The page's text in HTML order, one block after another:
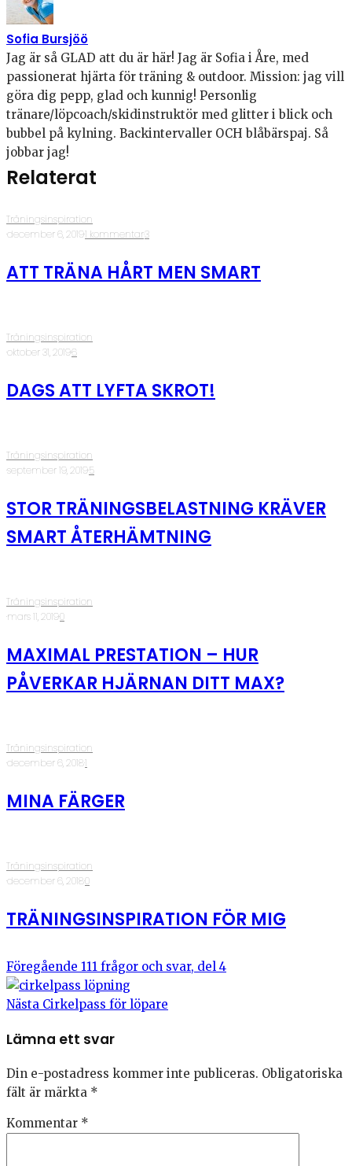
Sofia Bursjöö
Jag är så GLAD att du är här! Jag är Sofia i Åre, med
passionerat hjärta för träning & outdoor. Mission: jag vill
göra dig pepp, glad och kunnig! Personlig
tränare/löpcoach/skidinstruktör med glitter i blick och
bubbel på kylning. Backintervaller OCH blåbärspaj. Så
jobbar jag!
Relaterat
Träningsinspiration
·december 6, 2019·1 kommentar·3
ATT TRÄNA HÅRT MEN SMART
Träningsinspiration
·oktober 31, 2019·6
DAGS ATT LYFTA SKROT!
Träningsinspiration
·september 19, 2019·5
STOR TRÄNINGSBELASTNING KRÄVER
SMART ÅTERHÄMTNING
Träningsinspiration
·mars 11, 2019·0
MAXIMAL PRESTATION – HUR
PÅVERKAR HJÄRNAN DITT MAX?
Träningsinspiration
·december 6, 2018·1
MINA FÄRGER
Träningsinspiration
·december 6, 2018·0
TRÄNINGSINSPIRATION FÖR MIG
Föregående 111 frågor och svar, del 4
Nästa Cirkelpass för löpare
Lämna ett svar
Din e-postadress kommer inte publiceras. Obligatoriska
fält är märkta *
Kommentar *